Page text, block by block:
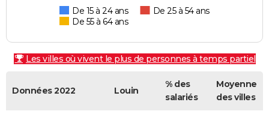
De 15 à 24 ans
De 25 à 54 ans
De 55 à 64 ans
Les villes où vivent le plus de personnes à temps partiel
Données 2022 Louin
% des
salariés
Moyenne
des villes